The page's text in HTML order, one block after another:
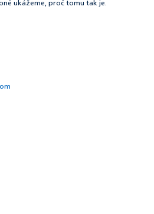
ukážeme, proč tomu tak je.